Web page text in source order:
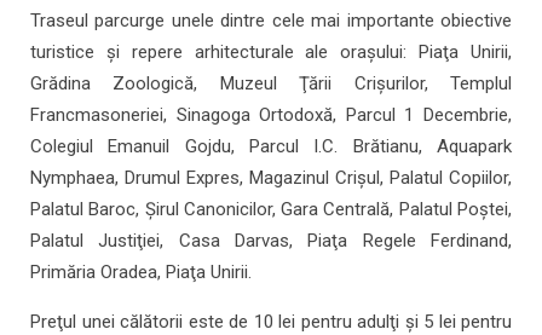
Traseul parcurge unele dintre cele mai importante obiective
turistice și repere arhitecturale ale orașului: Piaţa Unirii,
Grădina Zoologică, Muzeul Ţării Crişurilor, Templul
Francmasoneriei, Sinagoga Ortodoxă, Parcul 1 Decembrie,
Colegiul Emanuil Gojdu, Parcul I.C. Brătianu, Aquapark
Nymphaea, Drumul Expres, Magazinul Crişul, Palatul Copiilor,
Palatul Baroc, Şirul Canonicilor, Gara Centrală, Palatul Poştei,
Palatul Justiţiei, Casa Darvas, Piaţa Regele Ferdinand,
Primăria Oradea, Piaţa Unirii.
Preţul unei călătorii este de 10 lei pentru adulţi şi 5 lei pentru